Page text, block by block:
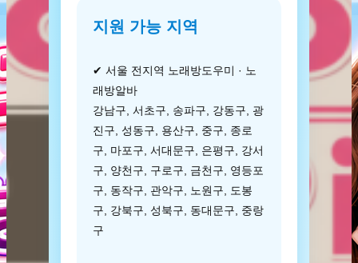
지원 가능 지역
✔ 서울 전지역 노래방도우미 · 노
래방알바
강남구, 서초구, 송파구, 강동구, 광
진구, 성동구, 용산구, 중구, 종로
구, 마포구, 서대문구, 은평구, 강서
구, 양천구, 구로구, 금천구, 영등포
구, 동작구, 관악구, 노원구, 도봉
구, 강북구, 성북구, 동대문구, 중랑
구